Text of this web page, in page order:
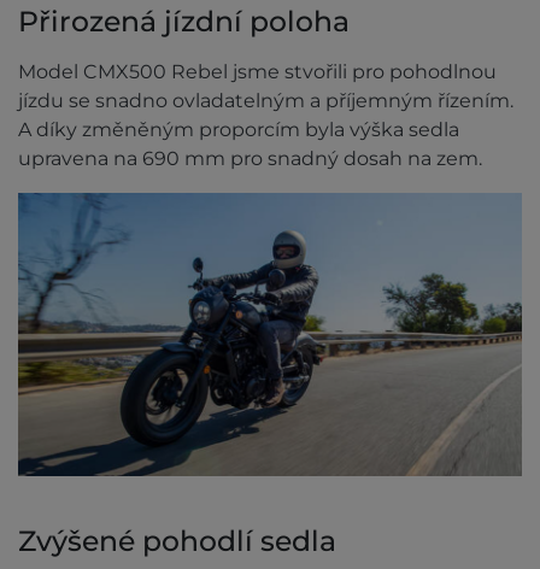
Přirozená jízdní poloha
Model CMX500 Rebel jsme stvořili pro pohodlnou
jízdu se snadno ovladatelným a příjemným řízením.
A díky změněným proporcím byla výška sedla
upravena na 690 mm pro snadný dosah na zem.
Zvýšené pohodlí sedla